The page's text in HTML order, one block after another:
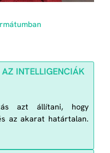
AZ INTELLIGENCIÁK
azt állítani, hogy
az akarat határtalan.